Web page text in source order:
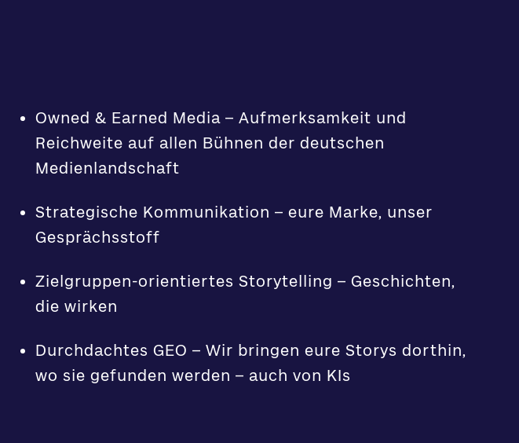
Owned & Earned Media – Aufmerksamkeit und
Reichweite auf allen Bühnen der deutschen
Medienlandschaft
Strategische Kommunikation – eure Marke, unser
Gesprächsstoff
Zielgruppen-orientiertes Storytelling – Geschichten,
die wirken
Durchdachtes GEO – Wir bringen eure Storys dorthin,
wo sie gefunden werden – auch von KIs